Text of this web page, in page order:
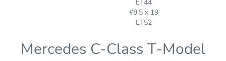
ET44
#8,5 x 19
ET52
Mercedes C-Class T-Model